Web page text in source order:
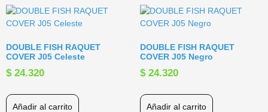
DOUBLE FISH RAQUET
COVER J05 Celeste
$24.320
Añadir al carrito
DOUBLE FISH RAQUET
COVER J05 Negro
$24.320
Añadir al carrito